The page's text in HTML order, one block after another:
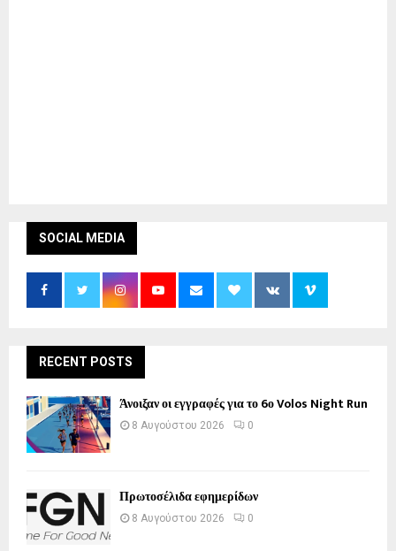
SOCIAL MEDIA
RECENT POSTS
Άνοιξαν οι εγγραφές για το 6ο Volos Night Run
8 Αυγούστου 2026 0
Πρωτοσέλιδα εφημερίδων
8 Αυγούστου 2026 0